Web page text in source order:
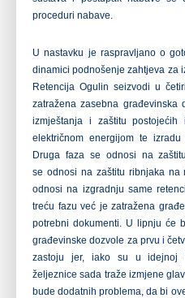
proceduri nabave.
U nastavku je raspravljano o
dinamici podnošenje zahtjeva za
Retencija Ogulin seizvodi u
zatražena zasebna građevinska
izmještanja i zaštitu postojećih
električnom energijom te
Druga faza se odnosi na
se odnosi na zaštitu ribnjaka na
odnosi na izgradnju same
treću fazu već je zatražena
potrebni dokumenti. U lipnju će
građevinske dozvole za prvu i
zastoju jer, iako su u idejnoj
željeznice sada traže izmjene
bude dodatnih problema, da bi